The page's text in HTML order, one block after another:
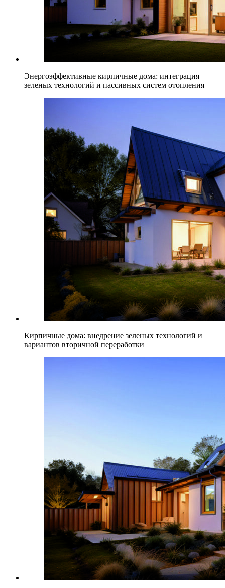
Энергоэффективные кирпичные дома: интеграция
зеленых технологий и пассивных систем отопления
Кирпичные дома: внедрение зеленых технологий и
вариантов вторичной переработки